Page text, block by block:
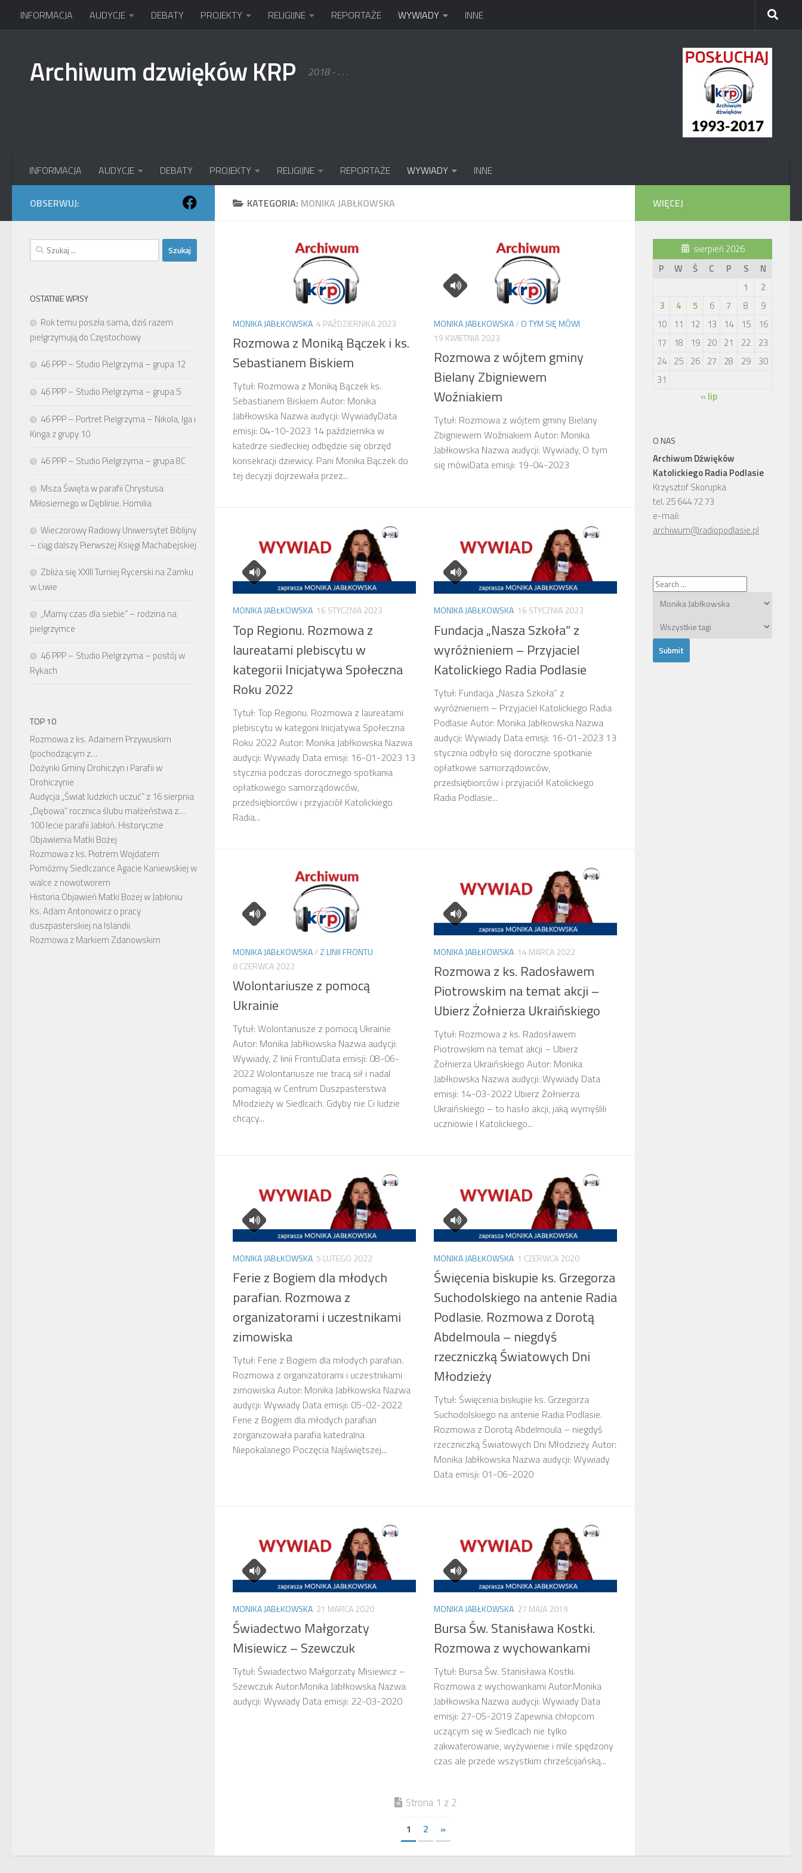
Przejdź do treści
INFORMACJA AUDYCJE DEBATY PROJEKTY RELIGIJNE REPORTAŻE WYWIADY INNE
Archiwum dzwięków KRP 2018 - . . .
INFORMACJA AUDYCJE DEBATY PROJEKTY RELIGIJNE REPORTAŻE WYWIADY INNE
KATEGORIA: MONIKA JABŁKOWSKA
MONIKA JABŁKOWSKA 4 PAŹDZIERNIKA 2023
Rozmowa z Moniką Bączek i ks.
Sebastianem Biskiem
Tytuł: Rozmowa z Moniką Bączek ks.
Sebastianem Biskiem Autor: Monika
Jabłkowska Nazwa audycji: WywiadyData
emisji: 04-10-2023 14 października w
katedrze siedleckiej odbędzie się obrzęd
konsekracji dziewicy. Pani Monika Bączek do
tej decyzji dojrzewała przez...
MONIKA JABŁKOWSKA/ O TYM SIĘ MÓWI
19 KWIETNIA 2023
Rozmowa z wójtem gminy
Bielany Zbigniewem
Woźniakiem
Tytuł: Rozmowa z wójtem gminy Bielany
Zbigniewem Woźniakiem Autor: Monika
Jabłkowska Nazwa audycji: Wywiady, O tym
się mówiData emisji: 19-04-2023
MONIKA JABŁKOWSKA 16 STYCZNIA 2023
Top Regionu. Rozmowa z
laureatami plebiscytu w
kategorii Inicjatywa Społeczna
Roku 2022
Tytuł: Top Regionu. Rozmowa z laureatami
plebiscytu w kategorii Inicjatywa Społeczna
Roku 2022 Autor: Monika Jabłkowska Nazwa
audycji: Wywiady Data emisji: 16-01-2023 13
stycznia podczas dorocznego spotkania
opłatkowego samorządowców,
przedsiębiorców i przyjaciół Katolickiego
Radia...
MONIKA JABŁKOWSKA 16 STYCZNIA 2023
Fundacja „Nasza Szkoła” z
wyróżnieniem – Przyjaciel
Katolickiego Radia Podlasie
Tytuł: Fundacja „Nasza Szkoła” z
wyróżnieniem – Przyjaciel Katolickiego Radia
Podlasie Autor: Monika Jabłkowska Nazwa
audycji: Wywiady Data emisji: 16-01-2023 13
stycznia odbyło się doroczne spotkanie
opłatkowe samorządowców,
przedsiębiorców i przyjaciół Katolickiego
Radia Podlasie...
MONIKA JABŁKOWSKA/Z LINII FRONTU
8 CZERWCA 2022
Wolontariusze z pomocą
Ukrainie
Tytuł: Wolontariusze z pomocą Ukrainie
Autor: Monika Jabłkowska Nazwa audycji:
Wywiady, Z linii FrontuData emisji: 08-06-
2022 Wolontariusze nie tracą sił i nadal
pomagają w Centrum Duszpasterstwa
Młodzieży w Siedlcach. Gdyby nie Ci ludzie
chcący...
MONIKA JABŁKOWSKA 14 MARCA 2022
Rozmowa z ks. Radosławem
Piotrowskim na temat akcji –
Ubierz Żołnierza Ukraińskiego
Tytuł: Rozmowa z ks. Radosławem
Piotrowskim na temat akcji – Ubierz
Żołnierza Ukraińskiego Autor: Monika
Jabłkowska Nazwa audycji: Wywiady Data
emisji: 14-03-2022 Ubierz Żołnierza
Ukraińskiego – to hasło akcji, jaką wymyślili
uczniowie I Katolickiego...
MONIKA JABŁKOWSKA 5 LUTEGO 2022
Ferie z Bogiem dla młodych
parafian. Rozmowa z
organizatorami i uczestnikami
zimowiska
Tytuł: Ferie z Bogiem dla młodych parafian.
Rozmowa z organizatorami i uczestnikami
zimowiska Autor: Monika Jabłkowska Nazwa
audycji: Wywiady Data emisji: 05-02-2022
Ferie z Bogiem dla młodych parafian
zorganizowała parafia katedralna
Niepokalanego Poczęcia Najświętszej...
MONIKA JABŁKOWSKA 1 CZERWCA 2020
Święcenia biskupie ks. Grzegorza
Suchodolskiego na antenie Radia
Podlasie. Rozmowa z Dorotą
Abdelmoula – niegdyś
rzeczniczką Światowych Dni
Młodzieży
Tytuł: Święcenia biskupie ks. Grzegorza
Suchodolskiego na antenie Radia Podlasie.
Rozmowa z Dorotą Abdelmoula – niegdyś
rzeczniczką Światowych Dni Młodzieży Autor:
Monika Jabłkowska Nazwa audycji: Wywiady
Data emisji: 01-06-2020
MONIKA JABŁKOWSKA 21 MARCA 2020
Świadectwo Małgorzaty
Misiewicz – Szewczuk
Tytuł: Świadectwo Małgorzaty Misiewicz –
Szewczuk Autor:Monika Jabłkowska Nazwa
audycji: Wywiady Data emisji: 22-03-2020
MONIKA JABŁKOWSKA 27 MAJA 2019
Bursa Św. Stanisława Kostki.
Rozmowa z wychowankami
Tytuł: Bursa Św. Stanisława Kostki.
Rozmowa z wychowankami Autor:Monika
Jabłkowska Nazwa audycji: Wywiady Data
emisji: 27-05-2019 Zapewnia chłopcom
uczącym się w Siedlcach nie tylko
zakwaterowanie, wyżywienie i mile spędzony
czas ale przede wszystkim chrześcijańską...
Strona 1 z 2
1 2 »
OBSERWUJ:
Szukaj:
OSTATNIE WPISY
Rok temu poszła sama, dziś razem
pielgrzymują do Częstochowy
46 PPP – Studio Pielgrzyma – grupa 12
46 PPP – Studio Pielgrzyma – grupa 5
46 PPP – Portret Pielgrzyma – Nikola, Iga i
Kinga z grupy 10
46 PPP – Studio Pielgrzyma – grupa 8C
Msza Święta w parafii Chrystusa
Miłosiernego w Dęblinie. Homilia
Wieczorowy Radiowy Uniwersytet Biblijny
– ciąg dalszy Pierwszej Księgi Machabejskiej
Zbliża się XXIII Turniej Rycerski na Zamku
w Liwie
„Mamy czas dla siebie” – rodzina na
pielgrzymce
46 PPP – Studio Pielgrzyma – postój w
Rykach
TOP 10
Rozmowa z ks. Adamem Przywuskim
(pochodzącym z…
Dożynki Gminy Drohiczyn i Parafii w
Drohiczynie
Audycja „Świat ludzkich uczuć” z 16 sierpnia
„Dębowa” rocznica ślubu małżeństwa z…
100 lecie parafii Jabłoń. Historyczne
Objawienia Matki Bożej
Rozmowa z ks. Piotrem Wojdatem
Pomóżmy Siedlczance Agacie Kaniewskiej w
walce z nowotworem
Historia Objawień Matki Bożej w Jabłoniu
Ks. Adam Antonowicz o pracy
duszpasterskiej na Islandii
Rozmowa z Markiem Zdanowskim
WIĘCEJ
sierpień 2026
P
W Ś C P S
N
1
2
3
4 5 6 7 8
9
10
11 12 13 14 15
16
17
18 19 20 21 22
23
24 25 26 27 28 29
30
31
« lip
O NAS
Archiwum Dźwięków
Katolickiego Radia Podlasie
Krzysztof Skorupka
tel. 25 644 72 73
e-mail:
archiwum@radiopodlasie.pl